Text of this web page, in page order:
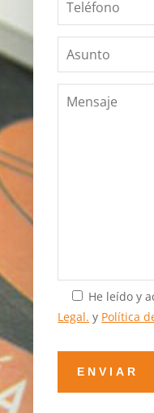
He leído y
Legal. y Política